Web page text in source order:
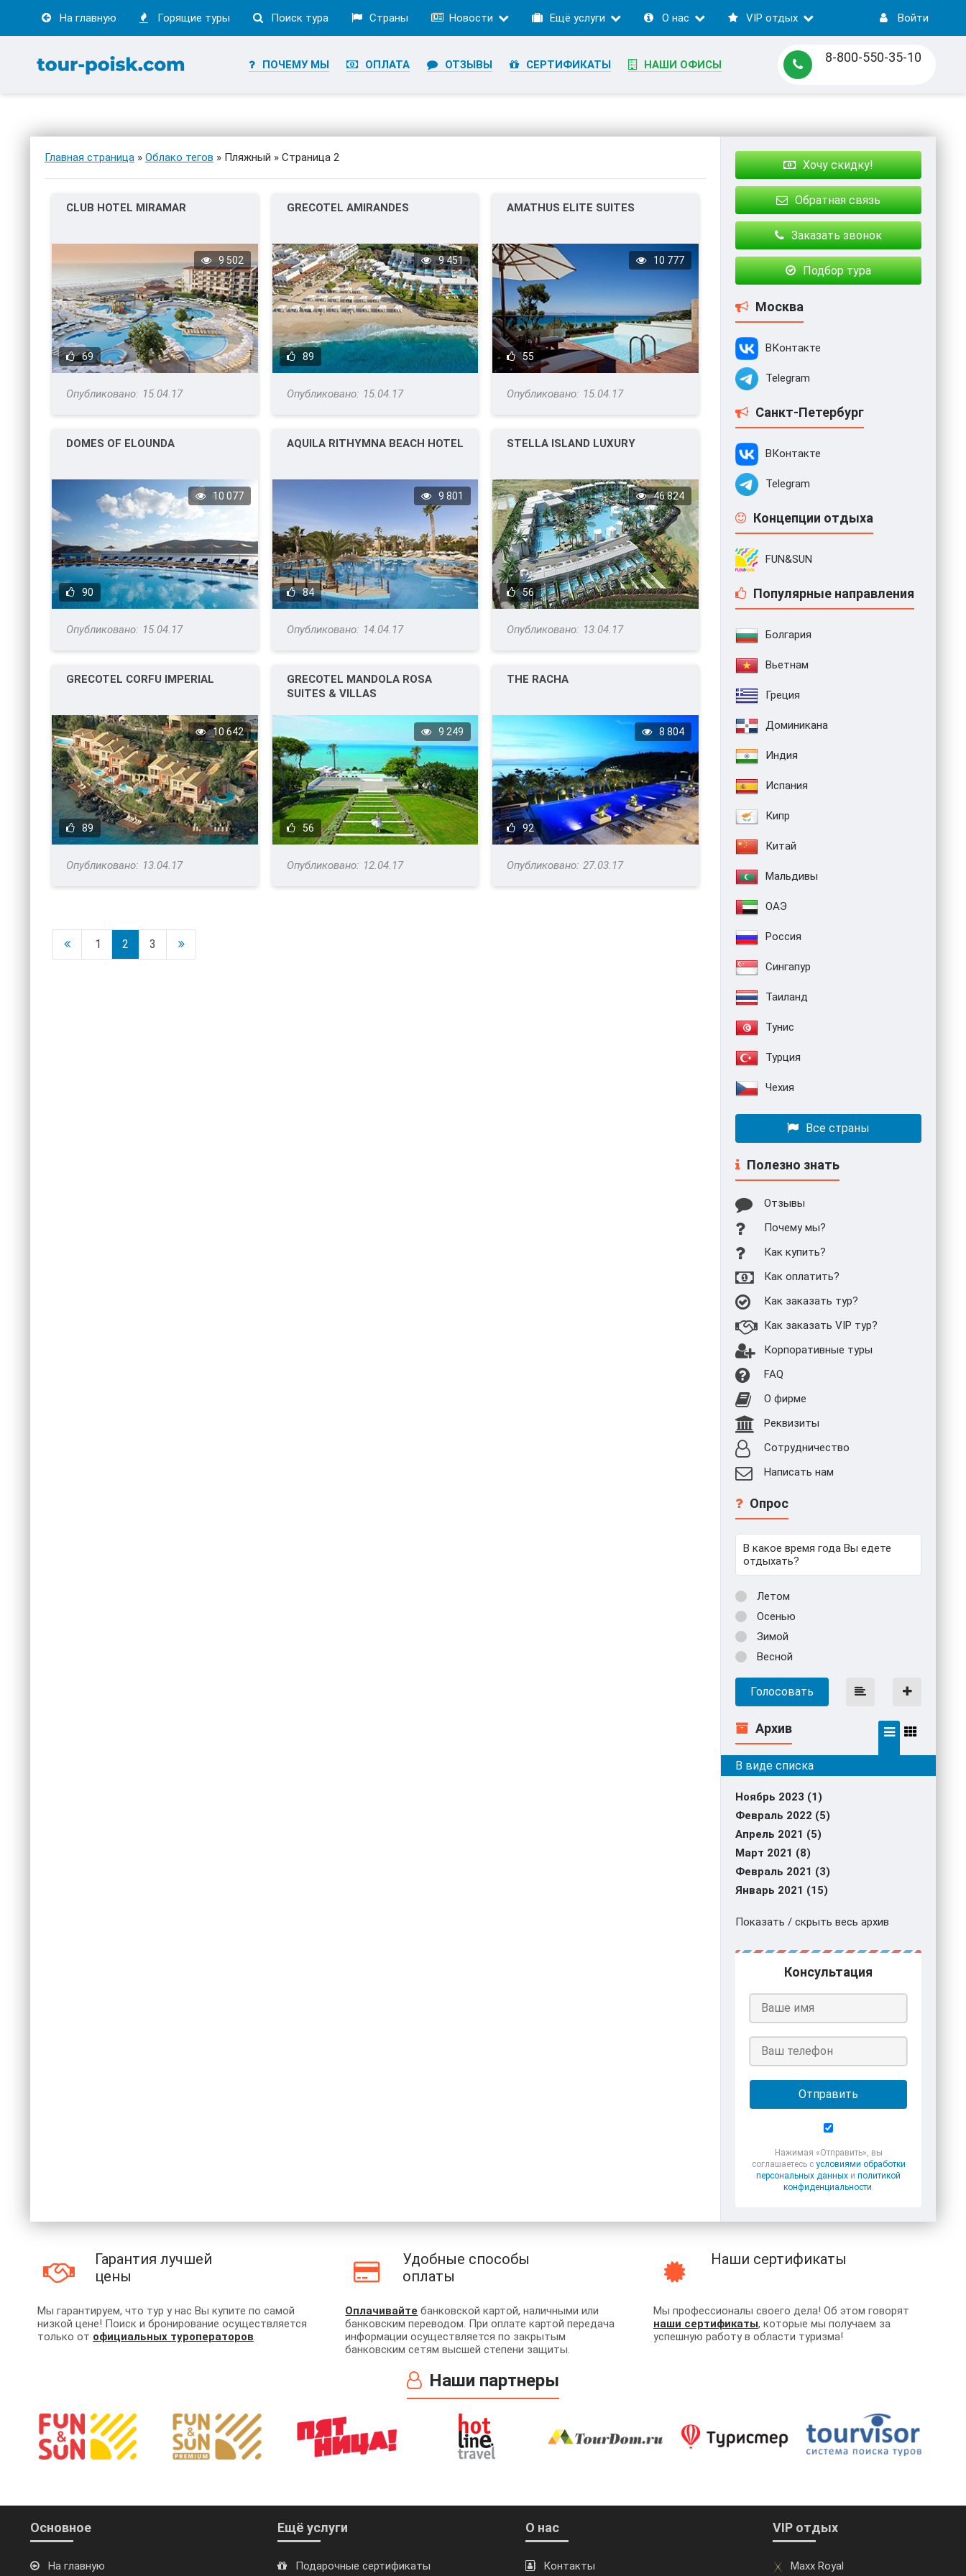
На главную Горящие туры Поиск тура Страны Новости Ещё услуги О нас VIP отдых Войти
ПОЧЕМУ МЫ ОПЛАТА ОТЗЫВЫ СЕРТИФИКАТЫ НАШИ ОФИСЫ 8-800-550-35-10
Главная страница » Облако тегов » Пляжный » Страница 2
CLUB HOTEL MIRAMAR
69
9 502
15.04.17
GRECOTEL AMIRANDES
89
9 451
15.04.17
AMATHUS ELITE SUITES
55
10 777
15.04.17
DOMES OF ELOUNDA
90
10 077
15.04.17
AQUILA RITHYMNA BEACH HOTEL
84
9 801
14.04.17
STELLA ISLAND LUXURY
56
46 824
13.04.17
GRECOTEL CORFU IMPERIAL
89
10 642
13.04.17
GRECOTEL MANDOLA ROSA
SUITES & VILLAS
56
9 249
12.04.17
THE RACHA
92
8 804
27.03.17
1 2 3
Хочу скидку!
Обратная связь
Заказать звонок
Подбор тура
Москва
ВКонтакте
Telegram
Санкт-Петербург
ВКонтакте
Telegram
Концепции отдыха
FUN&SUN
Популярные направления
Болгария
Вьетнам
Греция
Доминикана
Индия
Испания
Кипр
Китай
Мальдивы
ОАЭ
Россия
Сингапур
Таиланд
Тунис
Турция
Чехия
Все страны
Полезно знать
Отзывы
Почему мы?
Как купить?
Как оплатить?
Как заказать тур?
Как заказать VIP тур?
Корпоративные туры
FAQ
О фирме
Реквизиты
Сотрудничество
Написать нам
Опрос
В какое время года Вы едете
отдыхать?
Летом
Осенью
Зимой
Весной
Голосовать
Архив
Ноябрь 2023 (1)
Февраль 2022 (5)
Апрель 2021 (5)
Март 2021 (8)
Февраль 2021 (3)
Январь 2021 (15)
Показать / скрыть весь архив
Консультация
Отправить
Нажимая «Отправить», вы
соглашаетесь с условиями обработки
персональных данных и политикой
конфиденциальности.
Гарантия лучшей
цены
Мы гарантируем, что тур у нас Вы купите по самой
низкой цене! Поиск и бронирование осуществляется
только от официальных туроператоров.
Удобные способы
оплаты
Оплачивайте банковской картой, наличными или
банковским переводом. При оплате картой передача
информации осуществляется по закрытым
банковским сетям высшей степени защиты.
Наши сертификаты
Мы профессионалы своего дела! Об этом говорят
наши сертификаты, которые мы получаем за
успешную работу в области туризма!
Наши партнеры
Основное
На главную
Ещё услуги
Подарочные сертификаты
О нас
Контакты
VIP отдых
Maxx Royal